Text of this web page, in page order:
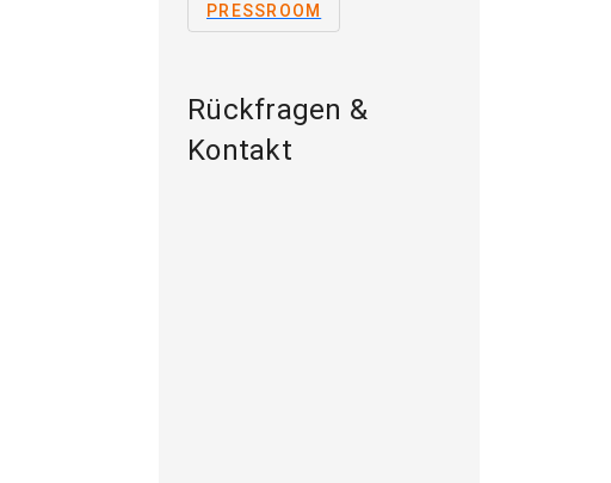
PRESSROOM
Rückfragen &
Kontakt